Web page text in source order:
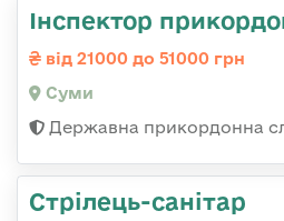
Інспектор
від 21000 до 51000 грн
Суми
Державна прикордонна
Стрілець-санітар